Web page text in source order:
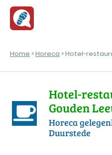
Home >Horeca > Hotel-
Hotel-
Gouden
Horeca
Duurstede